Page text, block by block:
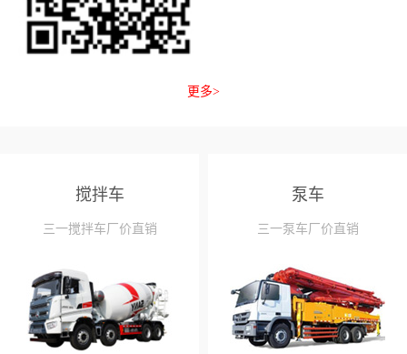
更多>
搅拌车
三一搅拌车厂价直销
泵车
三一泵车厂价直销